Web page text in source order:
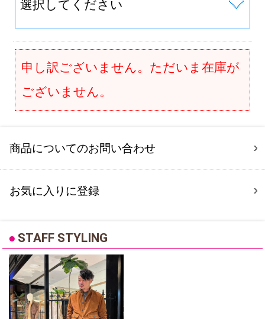
申し訳ございません。ただいま在庫が
ございません。
商品についてのお問い合わせ
お気に入りに登録
● STAFF STYLING